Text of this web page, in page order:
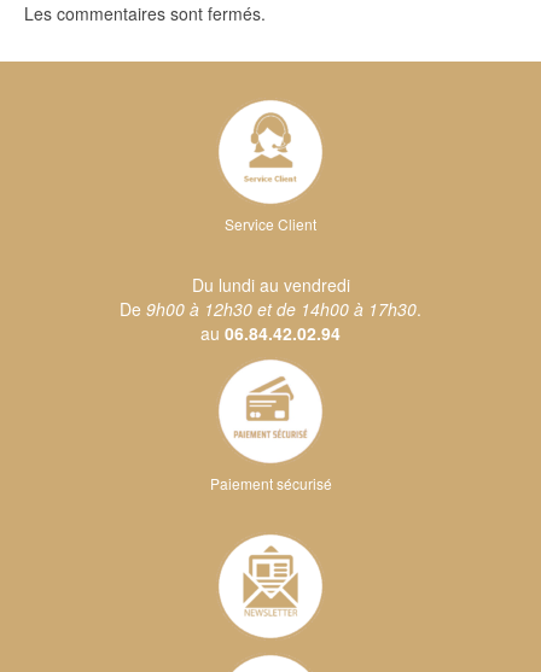
Les commentaires sont fermés.
Service Client
Du lundi au vendredi
De 9h00 à 12h30 et de 14h00 à 17h30.
au 06.84.42.02.94
Paiement sécurisé